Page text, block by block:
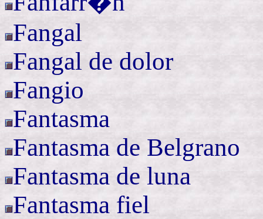
Fangal
Fangal de dolor
Fangio
Fantasma
Fantasma de Belgrano
Fantasma de luna
Fantasma fiel